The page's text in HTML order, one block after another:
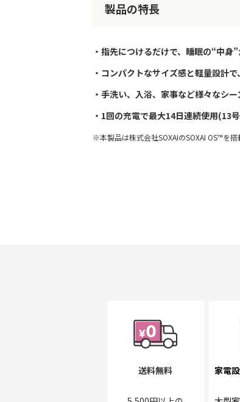
製品の特長
・指先につけるだけで、睡眠の“中身
・コンパクトなサイズ感と軽量設計で
・手洗い、入浴、家事など様々なシ
・1回の充電で最大14日連続使用(13号
※本製品は株式会社SOXAIのSOXAI OS™を搭
送料無料 家電